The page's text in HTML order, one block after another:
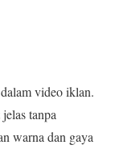
video iklan.
tanpa
warna dan gaya